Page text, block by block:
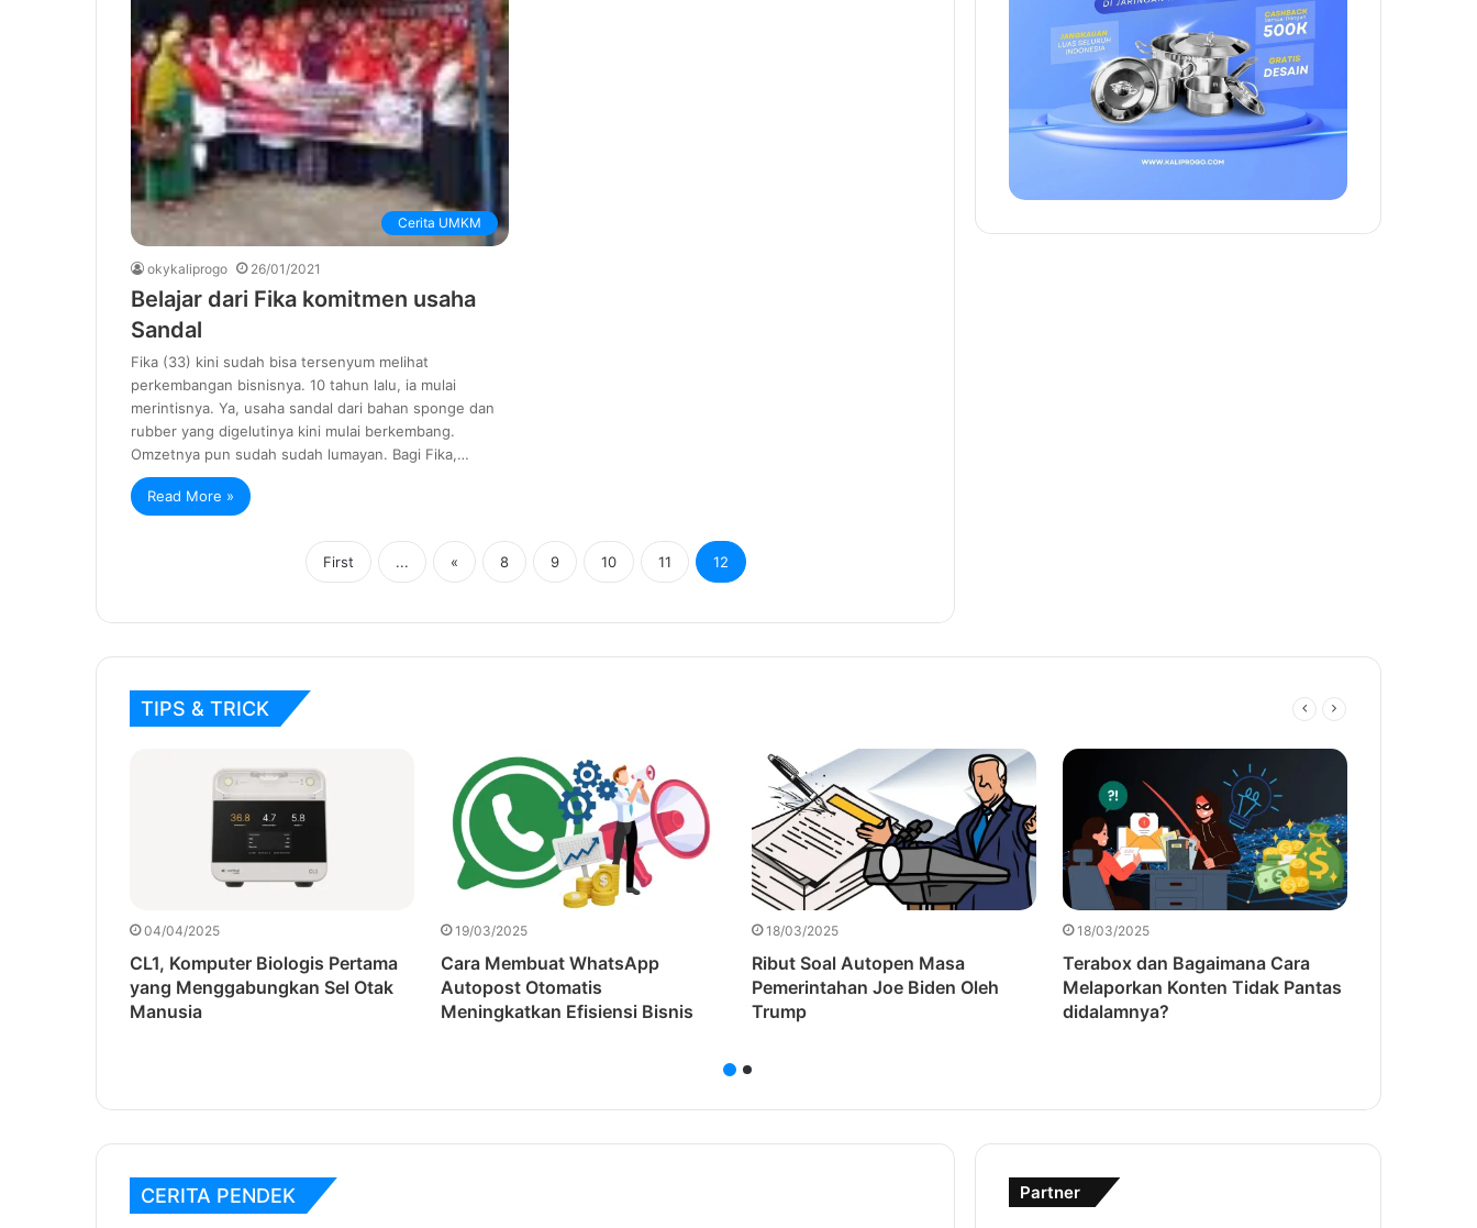
Cerita UMKM
okykaliprogo 26/01/2021
Belajar dari Fika komitmen usaha
Sandal
Fika (33) kini sudah bisa tersenyum melihat
perkembangan bisnisnya. 10 tahun lalu, ia mulai
merintisnya. Ya, usaha sandal dari bahan sponge dan
rubber yang digelutinya kini mulai berkembang.
Omzetnya pun sudah sudah lumayan. Bagi Fika,…
Read More »
First ... « 8 9 10 11 12
TIPS & TRICK
04/04/2025
CL1, Komputer Biologis Pertama
yang Menggabungkan Sel Otak
Manusia
19/03/2025
Cara Membuat WhatsApp
Autopost Otomatis
Meningkatkan Efisiensi Bisnis
18/03/2025
Ribut Soal Autopen Masa
Pemerintahan Joe Biden Oleh
Trump
18/03/2025
Terabox dan Bagaimana Cara
Melaporkan Konten Tidak Pantas
didalamnya?
CERITA PENDEK Partner